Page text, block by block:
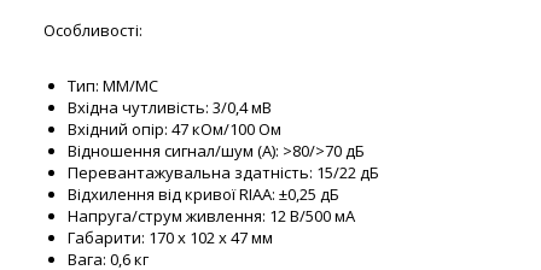
Особливості:
Тип: MM/MC
Вхідна чутливість: 3/0,4 мВ
Вхідний опір: 47 кОм/100 Ом
Відношення сигнал/шум (A): >80/>70 дБ
Перевантажувальна здатність: 15/22 дБ
Відхилення від кривої RIAA: ±0,25 дБ
Напруга/струм живлення: 12 В/500 мА
Габарити: 170 х 102 х 47 мм
Вага: 0,6 кг